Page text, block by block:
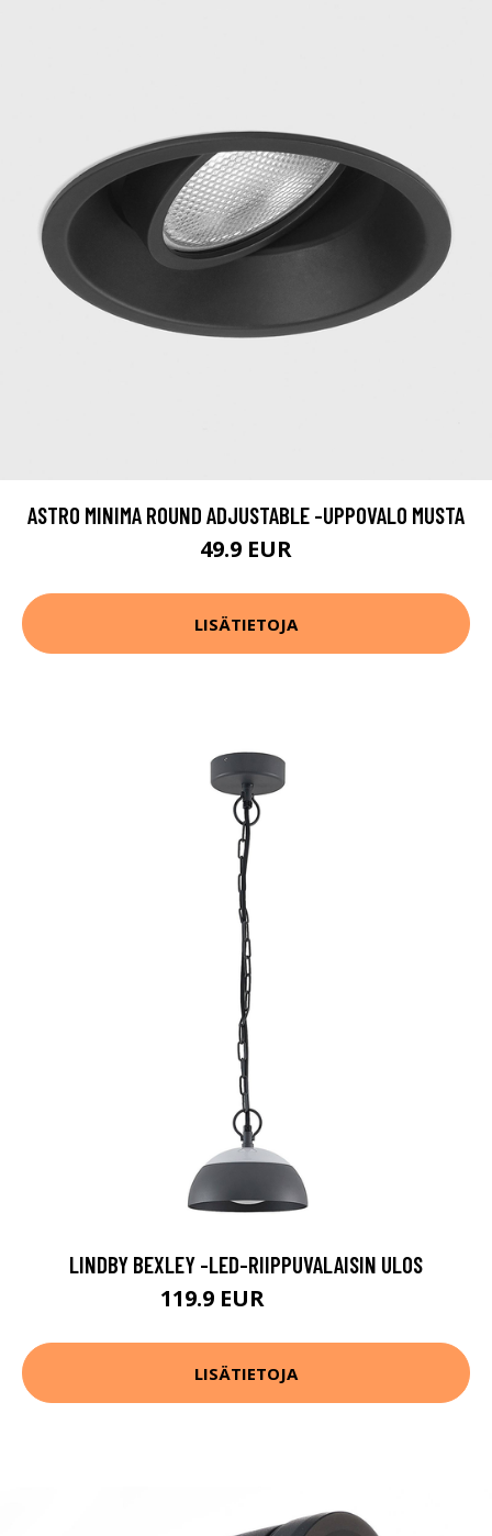
ASTRO MINIMA ROUND ADJUSTABLE -UPPOVALO MUSTA
49.9 EUR
LISÄTIETOJA
LINDBY BEXLEY -LED-RIIPPUVALAISIN ULOS
119.9 EUR
LISÄTIETOJA